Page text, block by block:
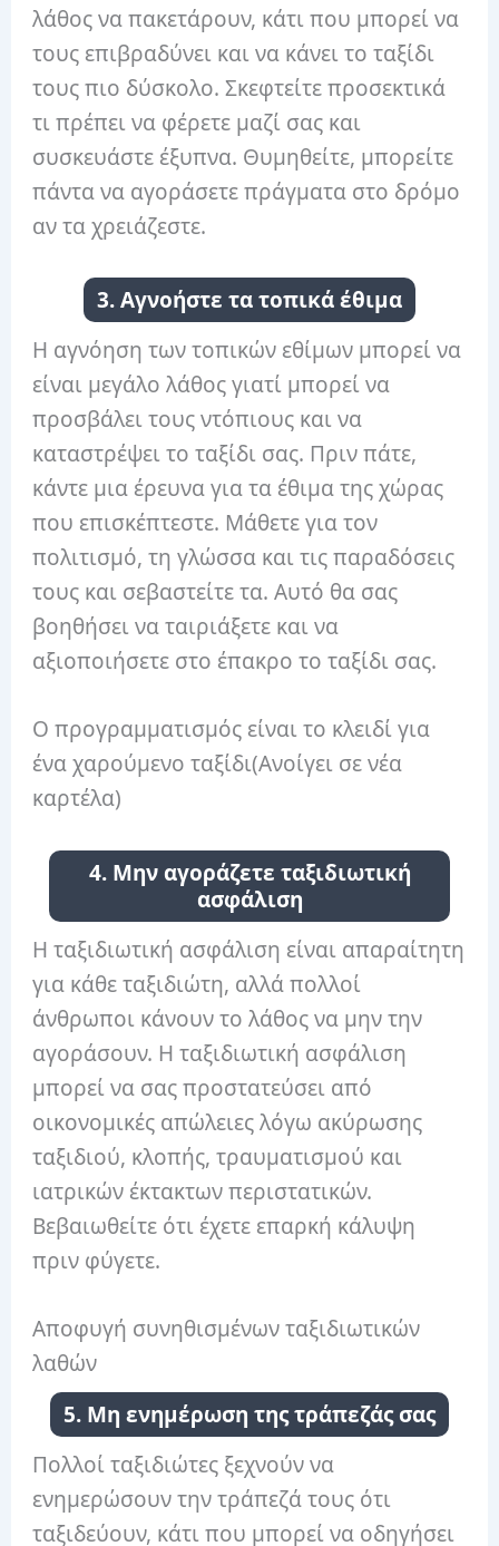
λάθος να πακετάρουν, κάτι που μπορεί να
τους επιβραδύνει και να κάνει το ταξίδι
τους πιο δύσκολο. Σκεφτείτε προσεκτικά
τι πρέπει να φέρετε μαζί σας και
συσκευάστε έξυπνα. Θυμηθείτε, μπορείτε
πάντα να αγοράσετε πράγματα στο δρόμο
αν τα χρειάζεστε.
3. Αγνοήστε τα τοπικά έθιμα
Η αγνόηση των τοπικών εθίμων μπορεί να
είναι μεγάλο λάθος γιατί μπορεί να
προσβάλει τους ντόπιους και να
καταστρέψει το ταξίδι σας. Πριν πάτε,
κάντε μια έρευνα για τα έθιμα της χώρας
που επισκέπτεστε. Μάθετε για τον
πολιτισμό, τη γλώσσα και τις παραδόσεις
τους και σεβαστείτε τα. Αυτό θα σας
βοηθήσει να ταιριάξετε και να
αξιοποιήσετε στο έπακρο το ταξίδι σας.
Ο προγραμματισμός είναι το κλειδί για
ένα χαρούμενο ταξίδι(Ανοίγει σε νέα
καρτέλα)
4. Μην αγοράζετε ταξιδιωτική
ασφάλιση
Η ταξιδιωτική ασφάλιση είναι απαραίτητη
για κάθε ταξιδιώτη, αλλά πολλοί
άνθρωποι κάνουν το λάθος να μην την
αγοράσουν. Η ταξιδιωτική ασφάλιση
μπορεί να σας προστατεύσει από
οικονομικές απώλειες λόγω ακύρωσης
ταξιδιού, κλοπής, τραυματισμού και
ιατρικών έκτακτων περιστατικών.
Βεβαιωθείτε ότι έχετε επαρκή κάλυψη
πριν φύγετε.
Αποφυγή συνηθισμένων ταξιδιωτικών
λαθών
5. Μη ενημέρωση της τράπεζάς σας
Πολλοί ταξιδιώτες ξεχνούν να
ενημερώσουν την τράπεζά τους ότι
ταξιδεύουν, κάτι που μπορεί να οδηγήσει